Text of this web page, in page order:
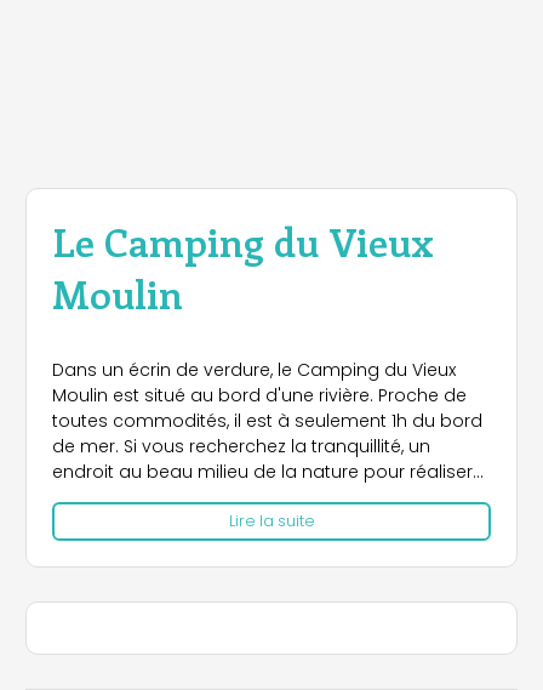
Le Camping du Vieux
Moulin
Dans un écrin de verdure, le Camping du Vieux
Moulin est situé au bord d'une rivière. Proche de
toutes commodités, il est à seulement 1h du bord
de mer. Si vous recherchez la tranquillité, un
endroit au beau milieu de la nature pour réaliser
des randonnées, balades à vélo, ou tout
simplement pour se reposer, ce camping est fait
pour vous.
Nous proposons des emplacements à la nuitée
ou à l'année.
Lire la suite